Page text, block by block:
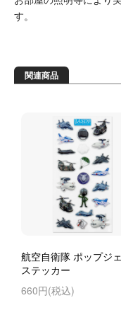
す。
関連商品
航空自衛隊 ポップジ
ステッカー
660円(税込)